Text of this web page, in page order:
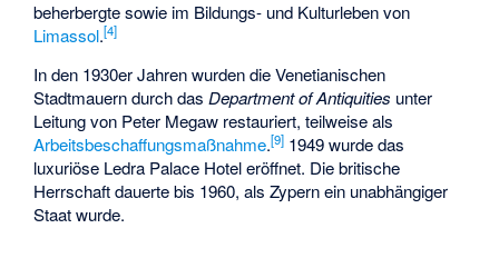
beherbergte sowie im Bildungs- und Kulturleben von
Limassol.[4]
In den 1930er Jahren wurden dieVenetianischen
Stadtmauerndurch dasDepartment of Antiquities unter
Leitung von Peter Megaw restauriert, teilweise als
Arbeitsbeschaffungsmaßnahme.[9] 1949 wurde das
luxuriöse Ledra Palace Hoteleröffnet. Die britische
Herrschaft dauerte bis 1960, als Zypern ein unabhängiger
Staat wurde.